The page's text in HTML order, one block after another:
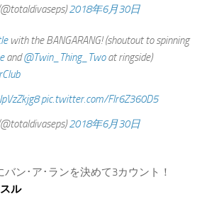
2018年6月30日
with the BANGARANG! (shoutout to spinning
and@Twin_Thing_Twoat ringside)
pic.twitter.com/FIr6Z360D5
2018年6月30日
ン･ア･ランを決めて3カウント！
ル